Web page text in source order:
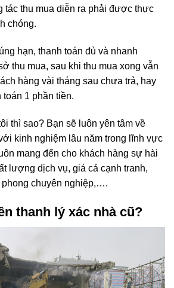
tác thu mua diễn ra phải được thực
chóng.
hạn, thanh toán đủ và nhanh
thu mua, sau khi thu mua xong vẫn
hàng vài tháng sau chưa trả, hay
toán 1 phần tiền.
thì sao? Bạn sẽ luôn yên tâm về
kinh nghiệm lâu năm trong lĩnh vực
mang đến cho khách hàng sự hài
lượng dịch vụ, giá cả cạnh tranh,
chuyên nghiệp,….
thanh lý xác nhà cũ?